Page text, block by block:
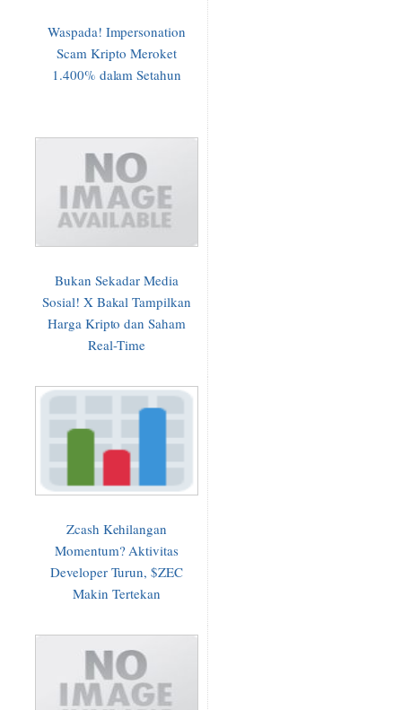
Waspada! Impersonation
Scam Kripto Meroket
1.400% dalam Setahun
Bukan Sekadar Media
Sosial! X Bakal Tampilkan
Harga Kripto dan Saham
Real-Time
Zcash Kehilangan
Momentum? Aktivitas
Developer Turun, $ZEC
Makin Tertekan